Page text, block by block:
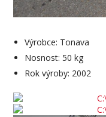
Výrobce: Tonava
Nosnost: 50 kg
Rok výroby: 2002